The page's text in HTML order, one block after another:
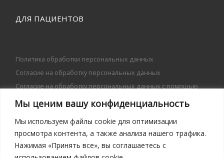
Мы ценим вашу конфиденциальность
Мы используем файлы cookie для оптимизации
просмотра контента, а также анализа нашего трафика.
Нажимая «Принять все», вы соглашаетесь с
ДЛЯ ПАЦИЕНТОВ
Политика обработки персональных данных
Согласие на обработку персональных данных
Согласие на обработку персональных данных с помощью
Согласие на передачу персональных данных
Информация
Популярно о диабете